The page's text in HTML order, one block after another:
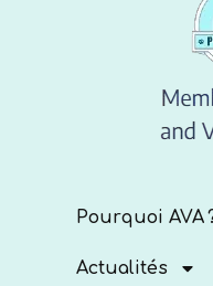
Pourquoi AVA
Actualités